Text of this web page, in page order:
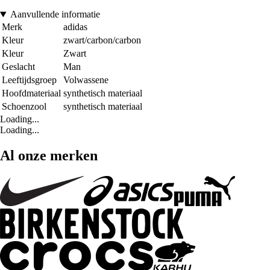
Aanvullende informatie
Merk
adidas
Kleur
zwart/carbon/carbon
Kleur
Zwart
Geslacht
Man
Leeftijdsgroep
Volwassene
Hoofdmateriaal synthetisch materiaal
Schoenzool
synthetisch materiaal
Loading...
Loading...
Al onze merken